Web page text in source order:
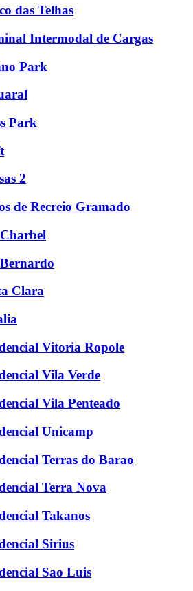
das Telhas
Intermodal de Cargas
Park
Park
2
de Recreio Gramado
Clara
Vitoria Ropole
Vila Verde
Vila Penteado
Unicamp
Terras do Barao
Terra Nova
Takanos
Sirius
Sao Luis